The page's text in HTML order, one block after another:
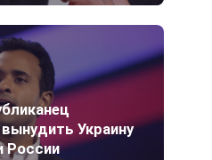
Украину
России